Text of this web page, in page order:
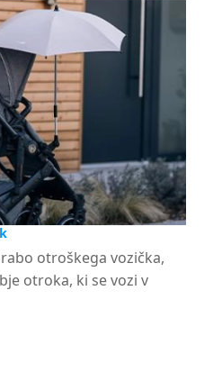
otroškega vozička,
otroka, ki se vozi v